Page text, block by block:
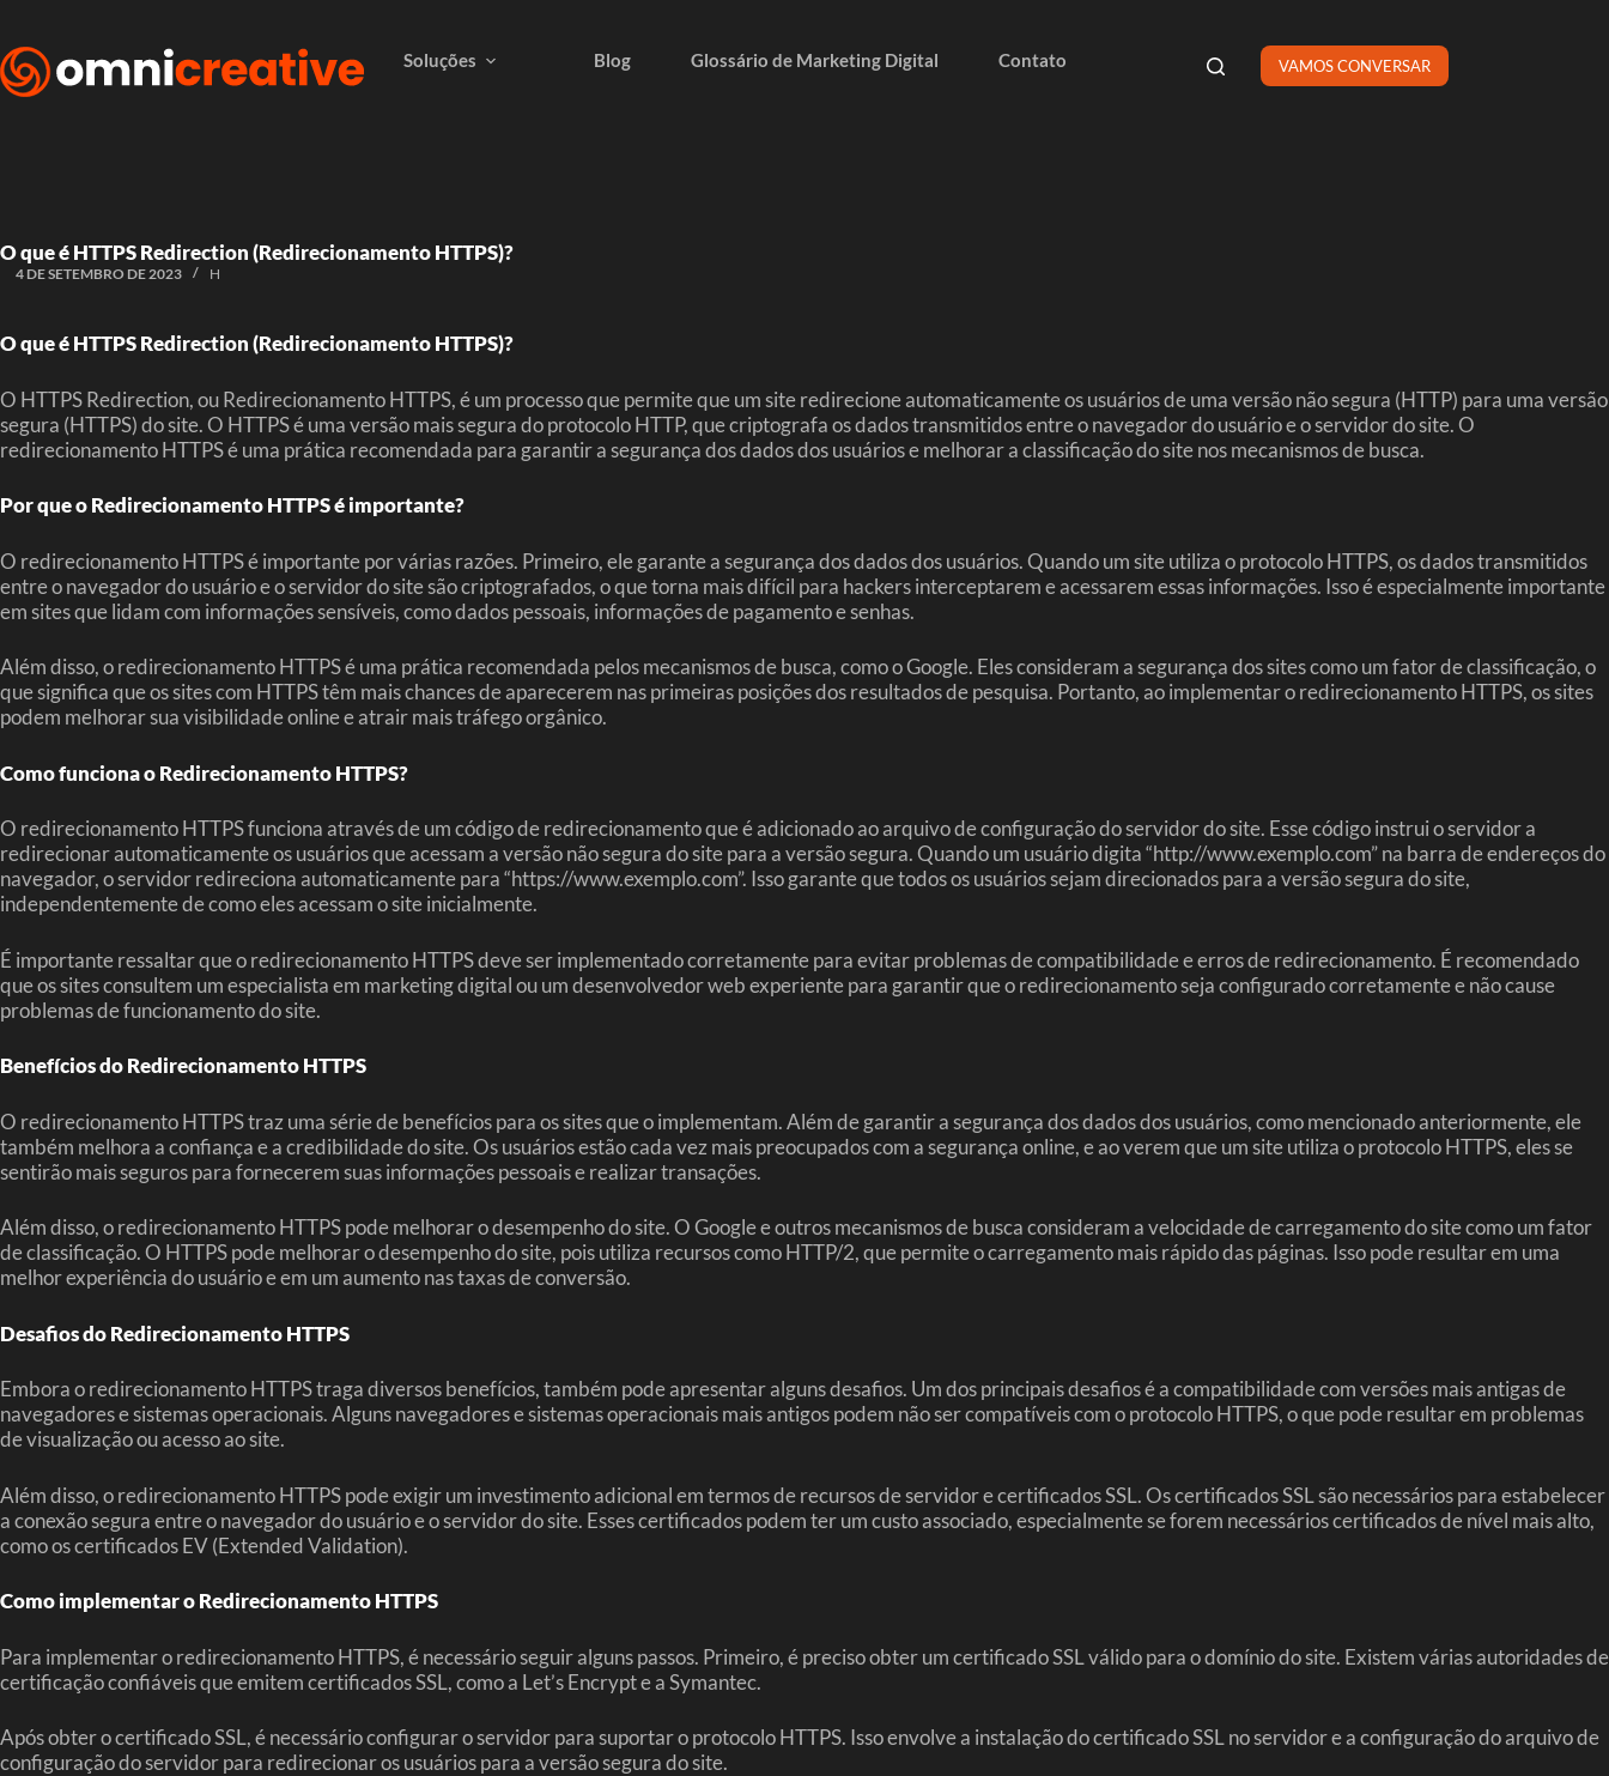
Soluções Blog Glossário de Marketing Digital Contato VAMOS CONVERSAR
O que é HTTPS Redirection (Redirecionamento HTTPS)?
4 DE SETEMBRO DE 2023 H
O que é HTTPS Redirection (Redirecionamento HTTPS)?
O HTTPS Redirection, ou Redirecionamento HTTPS, é um processo que permite que um site redirecione automaticamente os usuários de uma versão não segura (HTTP) para uma versão
segura (HTTPS) do site. O HTTPS é uma versão mais segura do protocolo HTTP, que criptografa os dados transmitidos entre o navegador do usuário e o servidor do site. O
redirecionamento HTTPS é uma prática recomendada para garantir a segurança dos dados dos usuários e melhorar a classificação do site nos mecanismos de busca.
Por que o Redirecionamento HTTPS é importante?
O redirecionamento HTTPS é importante por várias razões. Primeiro, ele garante a segurança dos dados dos usuários. Quando um site utiliza o protocolo HTTPS, os dados transmitidos
entre o navegador do usuário e o servidor do site são criptografados, o que torna mais difícil para hackers interceptarem e acessarem essas informações. Isso é especialmente importante
em sites que lidam com informações sensíveis, como dados pessoais, informações de pagamento e senhas.
Além disso, o redirecionamento HTTPS é uma prática recomendada pelos mecanismos de busca, como o Google. Eles consideram a segurança dos sites como um fator de classificação, o
que significa que os sites com HTTPS têm mais chances de aparecerem nas primeiras posições dos resultados de pesquisa. Portanto, ao implementar o redirecionamento HTTPS, os sites
podem melhorar sua visibilidade online e atrair mais tráfego orgânico.
Como funciona o Redirecionamento HTTPS?
O redirecionamento HTTPS funciona através de um código de redirecionamento que é adicionado ao arquivo de configuração do servidor do site. Esse código instrui o servidor a
redirecionar automaticamente os usuários que acessam a versão não segura do site para a versão segura. Quando um usuário digita “http://www.exemplo.com” na barra de endereços do
navegador, o servidor redireciona automaticamente para “https://www.exemplo.com”. Isso garante que todos os usuários sejam direcionados para a versão segura do site,
independentemente de como eles acessam o site inicialmente.
É importante ressaltar que o redirecionamento HTTPS deve ser implementado corretamente para evitar problemas de compatibilidade e erros de redirecionamento. É recomendado
que os sites consultem um especialista em marketing digital ou um desenvolvedor web experiente para garantir que o redirecionamento seja configurado corretamente e não cause
problemas de funcionamento do site.
Benefícios do Redirecionamento HTTPS
O redirecionamento HTTPS traz uma série de benefícios para os sites que o implementam. Além de garantir a segurança dos dados dos usuários, como mencionado anteriormente, ele
também melhora a confiança e a credibilidade do site. Os usuários estão cada vez mais preocupados com a segurança online, e ao verem que um site utiliza o protocolo HTTPS, eles se
sentirão mais seguros para fornecerem suas informações pessoais e realizar transações.
Além disso, o redirecionamento HTTPS pode melhorar o desempenho do site. O Google e outros mecanismos de busca consideram a velocidade de carregamento do site como um fator
de classificação. O HTTPS pode melhorar o desempenho do site, pois utiliza recursos como HTTP/2, que permite o carregamento mais rápido das páginas. Isso pode resultar em uma
melhor experiência do usuário e em um aumento nas taxas de conversão.
Desafios do Redirecionamento HTTPS
Embora o redirecionamento HTTPS traga diversos benefícios, também pode apresentar alguns desafios. Um dos principais desafios é a compatibilidade com versões mais antigas de
navegadores e sistemas operacionais. Alguns navegadores e sistemas operacionais mais antigos podem não ser compatíveis com o protocolo HTTPS, o que pode resultar em problemas
de visualização ou acesso ao site.
Além disso, o redirecionamento HTTPS pode exigir um investimento adicional em termos de recursos de servidor e certificados SSL. Os certificados SSL são necessários para estabelecer
a conexão segura entre o navegador do usuário e o servidor do site. Esses certificados podem ter um custo associado, especialmente se forem necessários certificados de nível mais alto,
como os certificados EV (Extended Validation).
Como implementar o Redirecionamento HTTPS
Para implementar o redirecionamento HTTPS, é necessário seguir alguns passos. Primeiro, é preciso obter um certificado SSL válido para o domínio do site. Existem várias autoridades de
certificação confiáveis que emitem certificados SSL, como a Let’s Encrypt e a Symantec.
Após obter o certificado SSL, é necessário configurar o servidor para suportar o protocolo HTTPS. Isso envolve a instalação do certificado SSL no servidor e a configuração do arquivo de
configuração do servidor para redirecionar os usuários para a versão segura do site.